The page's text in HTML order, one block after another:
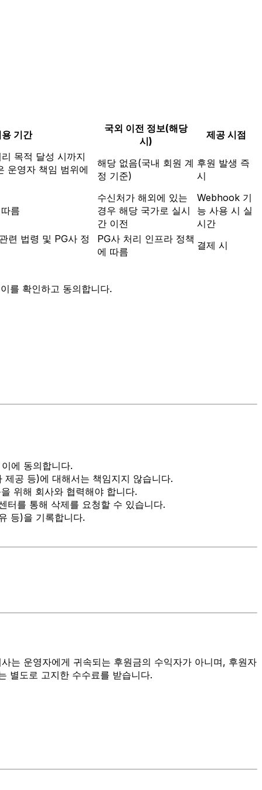
용 기간
국외 이전 정보(해당
시)
제공 시점
목적 달성 시까지
운영자 책임 범위에
해당 없음(국내 회원 계
정 기준)
후원 발생 즉
시
름
수신처가 해외에 있는
경우 해당 국가로 실시
간 이전
Webhook 기
능 사용 시 실
시간
련 법령 및 PG사 정
PG사 처리 인프라 정책
에 따름
결제 시
를 확인하고 동의합니다.
에 동의합니다.
공 등)에 대해서는 책임지지 않습니다.
위해 회사와 협력해야 합니다.
터를 통해 삭제를 요청할 수 있습니다.
등)을 기록합니다.
는 운영자에게 귀속되는 후원금의 수익자가 아니며, 후원자
별도로 고지한 수수료를 받습니다.